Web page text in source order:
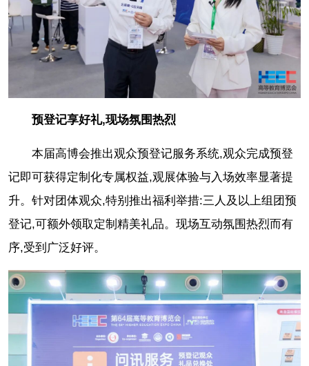
预登记享好礼,现场氛围热烈
本届高博会推出观众预登记服务系统,观众完成预登
记即可获得定制化专属权益,观展体验与入场效率显著提
升。针对团体观众,特别推出福利举措:三人及以上组团预
登记,可额外领取定制精美礼品。现场互动氛围热烈而有
序,受到广泛好评。